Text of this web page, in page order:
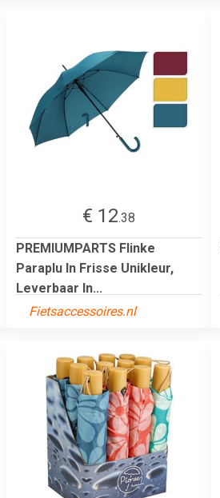
€ 12.38
PREMIUMPARTS Flinke
Paraplu In Frisse Unikleur,
Leverbaar In...
Fietsaccessoires.nl